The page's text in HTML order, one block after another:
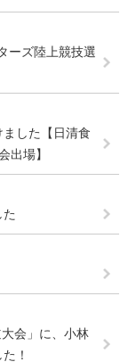
ーズ陸上競技選
した【日清食
出場】
会」に、小林
！